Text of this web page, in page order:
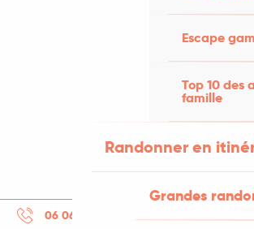
Escape
Top 10 des
famille
Randonner en
Grandes
06 06 43 52